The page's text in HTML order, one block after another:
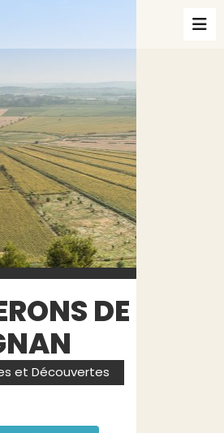
DE
et Découvertes